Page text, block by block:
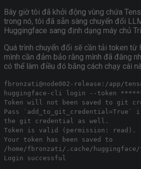
Bây giờ tôi đã khởi động vùng chứa
trong nó, tôi đã sẵn sàng chuyển đổi
Huggingface sang định dạng máy chủ
Quá trình chuyển đổi sẽ cần tải token từ
mình cần đảm bảo rằng mình đã đăng
có thể làm điều đó bằng cách chạy cái
fbronzati@node002-release:/app/
huggingface-cli login --token
Token will not been saved to git
Pass `add_to_git_credential=True`
the git credential as well.
Token is valid (permission: read).
Your token has been saved to
/home/fbronzati/.cache/huggingface/
Login successful